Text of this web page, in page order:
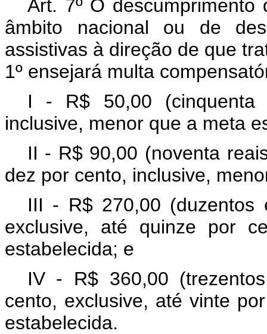
Art. 7º O
âmbito nacional ou de
assistivas à direção de que
1º ensejará multa
I - R$ 50,00 (cinquenta
inclusive, menor que a meta
II - R$ 90,00 (noventa
dez por cento, inclusive,
III - R$ 270,00
exclusive, até quinze por
estabelecida; e
IV - R$ 360,00
cento, exclusive, até vinte
estabelecida.